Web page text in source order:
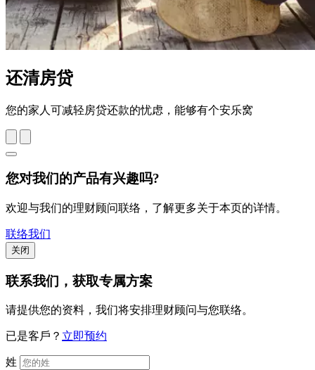
还清房贷
您的家人可减轻房贷还款的忧虑，能够有个安乐窝
您对我们的产品有兴趣吗?
欢迎与我们的理财顾问联络，了解更多关于本页的详情。
联络我们
关闭
联系我们 ，获取专属方案
请提供您的资料，我们将安排理财顾问与您联络。
已是客戶？ 立即预约
姓